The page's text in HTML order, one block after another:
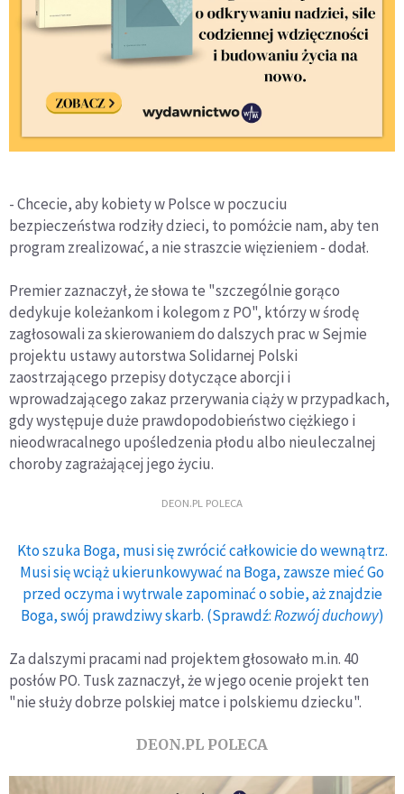
- Chcecie, aby kobiety w Polsce w poczuciu
bezpieczeństwa rodziły dzieci, to pomóżcie nam, aby ten
program zrealizować, a nie straszcie więzieniem - dodał.
Premier zaznaczył, że słowa te "szczególnie gorąco
dedykuje koleżankom i kolegom z PO", którzy w środę
zagłosowali za skierowaniem do dalszych prac w Sejmie
projektu ustawy autorstwa Solidarnej Polski
zaostrzającego przepisy dotyczące aborcji i
wprowadzającego zakaz przerywania ciąży w przypadkach,
gdy występuje duże prawdopodobieństwo ciężkiego i
nieodwracalnego upośledzenia płodu albo nieuleczalnej
choroby zagrażającej jego życiu.
DEON.PL POLECA
Kto szuka Boga, musi się zwrócić całkowicie do wewnątrz.
Musi się wciąż ukierunkowywać na Boga, zawsze mieć Go
przed oczyma i wytrwale zapominać o sobie, aż znajdzie
Boga, swój prawdziwy skarb. (Sprawdź:Rozwój duchowy)
Za dalszymi pracami nad projektem głosowało m.in. 40
posłów PO. Tusk zaznaczył, że w jego ocenie projekt ten
"nie służy dobrze polskiej matce i polskiemu dziecku".
DEON.PL POLECA